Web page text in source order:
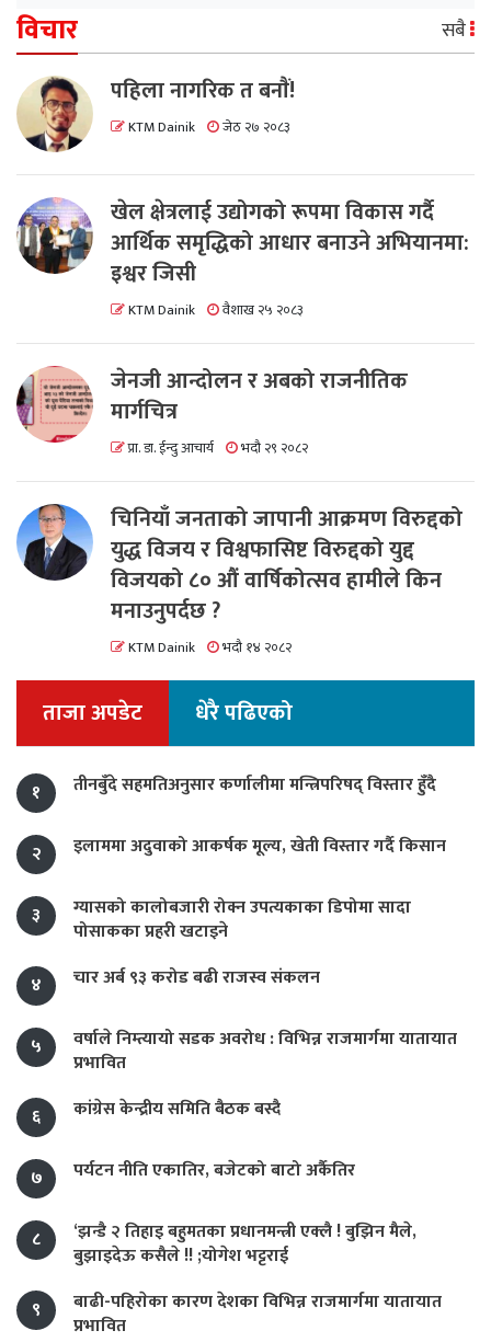
विचार सबै
पहिला नागरिक त बनाैं!
KTM Dainik जेठ २७ २०८३
खेल क्षेत्रलाई उद्योगको रूपमा विकास गर्दै
आर्थिक समृद्धिको आधार बनाउने अभियानमा:
इश्वर जिसी
KTM Dainik वैशाख २५ २०८३
जेनजी आन्दोलन र अबको राजनीतिक
मार्गचित्र
प्रा. डा. ईन्दु आचार्य भदौ २९ २०८२
चिनियाँ जनताको जापानी आक्रमण विरुद्दको
युद्ध विजय र विश्वफासिष्ट विरुद्दको युद्द
विजयको ८० औं वार्षिकोत्सव हामीले किन
मनाउनुपर्दछ ?
KTM Dainik भदौ १४ २०८२
ताजा अपडेट धेरै पढिएको
१ तीनबुँदे सहमतिअनुसार कर्णालीमा मन्त्रिपरिषद् विस्तार हुँदै
२ इलाममा अदुवाको आकर्षक मूल्य, खेती विस्तार गर्दै किसान
३
ग्यासको कालोबजारी रोक्न उपत्यकाका डिपोमा सादा
पोसाकका प्रहरी खटाइने
४
चार अर्ब ९३ करोड बढी राजस्व संकलन
५
वर्षाले निम्त्यायो सडक अवरोध : विभिन्न राजमार्गमा यातायात
प्रभावित
६
कांग्रेस केन्द्रीय समिति बैठक बस्दै
७ पर्यटन नीति एकातिर, बजेटको बाटो अर्कैतिर
८
‘झन्डै २ तिहाइ बहुमतका प्रधानमन्त्री एक्लै ! बुझिन मैले,
बुझाइदेऊ कसैले !! ;योगेश भट्टराई
९
बाढी-पहिराेका कारण देशका विभिन्न राजमार्गमा यातायात
प्रभावित